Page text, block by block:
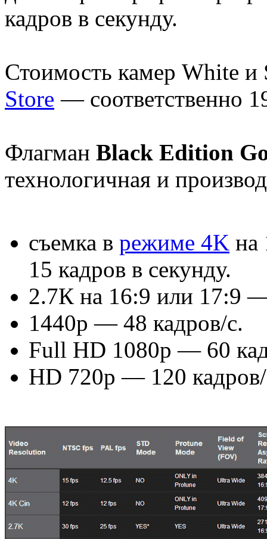
кадров в секунду.
Стоимость камер White
Store — соответственно
Флагман Black Edition
технологичная и
съемка в режиме 4K на
15 кадров в секунду.
2.7К на 16:9 или 17:9
1440р — 48 кадров/с.
Full HD 1080р — 60
HD 720р — 120